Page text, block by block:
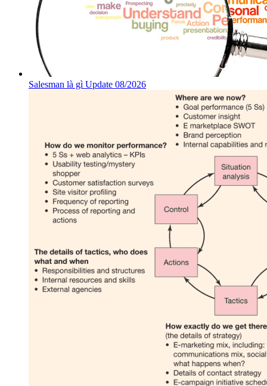
Salesman là gì Update 08/2026